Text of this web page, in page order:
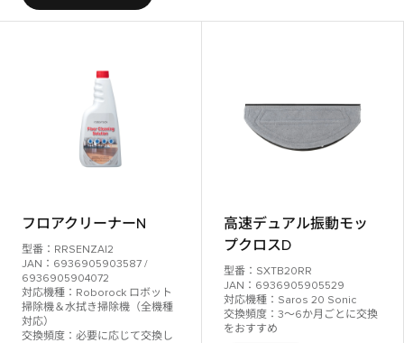
フロアクリーナーN
型番：RRSENZAI2
JAN：6936905903587 /
6936905904072
対応機種：Roborock ロボット
掃除機＆水拭き掃除機（全機種
対応）
交換頻度：必要に応じて交換し
高速デュアル振動モッ
プクロスD
型番：SXTB20RR
JAN：6936905905529
対応機種：Saros 20 Sonic
交換頻度：3～6か月ごとに交換
をおすすめ